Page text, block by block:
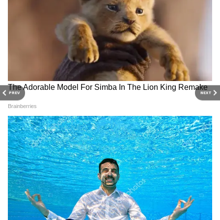
PREV NEXT
3
10